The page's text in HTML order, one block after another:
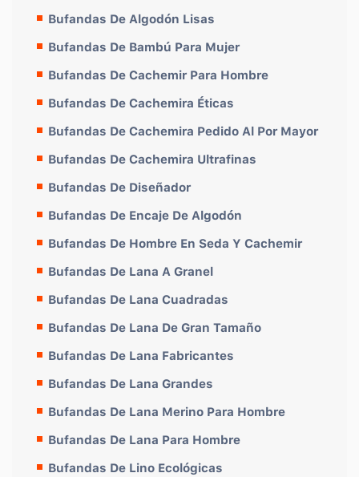
Bufandas De Algodón Lisas
Bufandas De Bambú Para Mujer
Bufandas De Cachemir Para Hombre
Bufandas De Cachemira Éticas
Bufandas De Cachemira Pedido Al Por Mayor
Bufandas De Cachemira Ultrafinas
Bufandas De Diseñador
Bufandas De Encaje De Algodón
Bufandas De Hombre En Seda Y Cachemir
Bufandas De Lana A Granel
Bufandas De Lana Cuadradas
Bufandas De Lana De Gran Tamaño
Bufandas De Lana Fabricantes
Bufandas De Lana Grandes
Bufandas De Lana Merino Para Hombre
Bufandas De Lana Para Hombre
Bufandas De Lino Ecológicas